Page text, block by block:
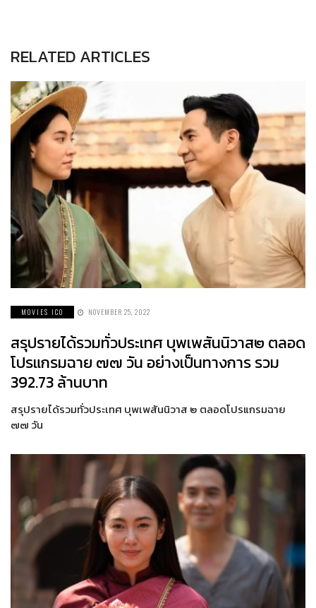
RELATED ARTICLES
MOVIES ICO NOVEMBER 25, 2022
สรุปรายได้รวมทั่วประเทศ บุพเพสันนิวาส๒ ตลอด
โปรแกรมฉาย ๗๗ วัน อย่างเป็นทางการ รวม
392.73 ล้านบาท
สรุปรายได้รวมทั่วประเทศ บุพเพสันนิวาส ๒ ตลอดโปรแกรมฉาย
๗๗ วัน